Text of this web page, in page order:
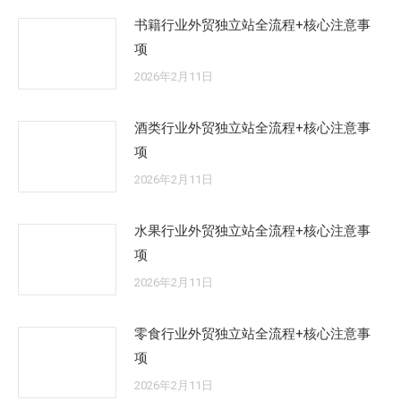
书籍行业外贸独立站全流程+核心注意事
项
2026年2月11日
酒类行业外贸独立站全流程+核心注意事
项
2026年2月11日
水果行业外贸独立站全流程+核心注意事
项
2026年2月11日
零食行业外贸独立站全流程+核心注意事
项
2026年2月11日